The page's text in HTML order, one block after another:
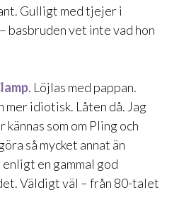
Gulligt med tjejer i
basbruden vet inte vad hon
. Löjlas med pappan.
mer idiotisk. Låten då. Jag
som om Pling och
så mycket annat än
en gammal god
Väldigt väl – från 80-talet